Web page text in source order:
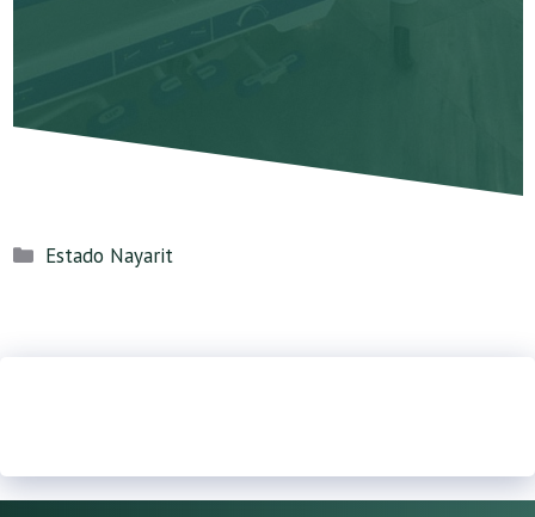
Categorías
Estado Nayarit